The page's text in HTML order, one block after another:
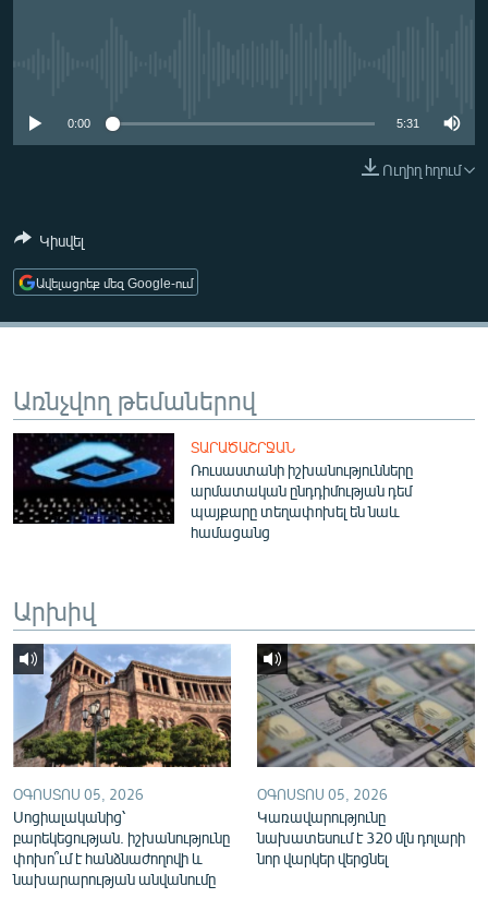
ՄԻՋԱԶԳԱՅԻՆ
ՄՇԱԿՈՒՅԹ
ՄԵԿՆԱԲԱՆՈՒԹՅՈՒՆ
ՏՏ ԵՒ ԻՆՏԵՐՆԵՏ
ԲԱՆԱՎԵՃ
ՁԳՏԵԼՈՎ ԼԱՎԱԳՈՒՅՆԻՆ
ՓՈԴՔԱՍԹ
English
Русский
ՀԵՏԵՎԵՔ ՄԵԶ
«Ազատության» բոլոր կայքերը
0:00 5:31
Ուղիղ հղում
Կիսվել
Ավելացրեք մեզ Google-ում
Առնչվող թեմաներով
ՏԱՐԱԾԱՇՐՋԱՆ
Ռուսաստանի իշխանությունները
արմատական ընդդիմության դեմ
պայքարը տեղափոխել են նաև
համացանց
Արխիվ
ՕԳՈՍՏՈՍ 05, 2026
Սոցիալականից՝
բարեկեցության. իշխանությունը
փոխո՞ւմ է հանձնաժողովի և
նախարարության անվանումը
ՕԳՈՍՏՈՍ 05, 2026
Կառավարությունը
նախատեսում է 320 մլն դոլարի
նոր վարկեր վերցնել